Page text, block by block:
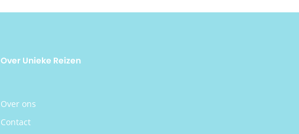
Over Unieke Reizen
Over ons
Contact